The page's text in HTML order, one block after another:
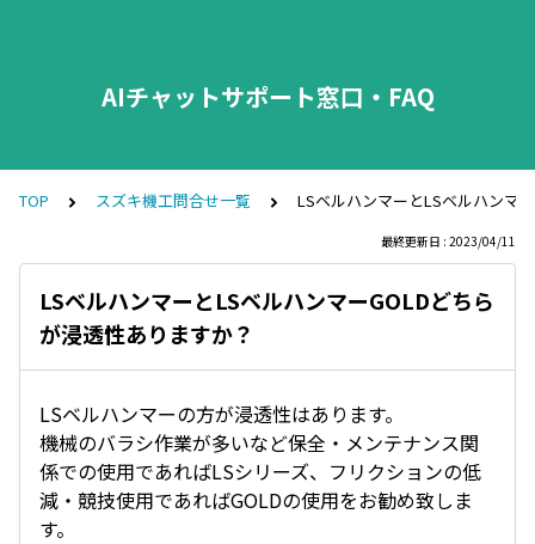
AIチャットサポート窓口・FAQ
TOP スズキ機工問合せ一覧 LSベルハンマーとLSベルハンマ
最終更新日 : 2023/04/11
LSベルハンマーとLSベルハンマーGOLDどちら
が浸透性ありますか？
LSベルハンマーの方が浸透性はあります。
機械のバラシ作業が多いなど保全・メンテナンス関
係での使用であればLSシリーズ、フリクションの低
減・競技使用であればGOLDの使用をお勧め致しま
す。